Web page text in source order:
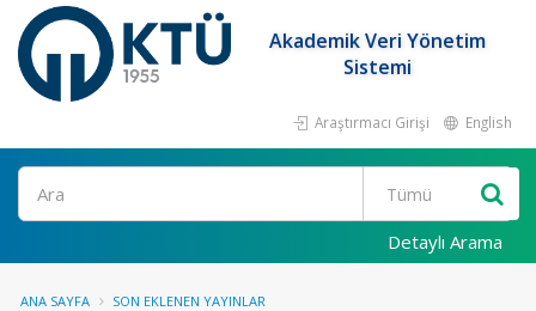
Akademik Veri Yönetim
Sistemi
Araştırmacı Girişi English
Ara
Detaylı Arama
ANA SAYFA SON EKLENEN YAYINLAR